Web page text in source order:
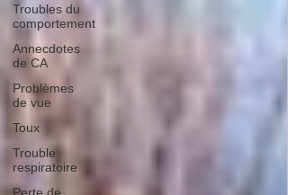
Troubles du
comportement
Annecdotes
de CA
Problèmes
de vue
Toux
Trouble
respiratoire
Perte de